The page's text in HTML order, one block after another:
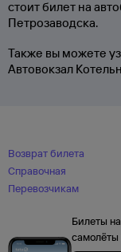
стоит билет на
Петрозаводска.
Также вы можете
Автовокзал
Возврат билета
Справочная
Перевозчикам
Билеты
самолёты